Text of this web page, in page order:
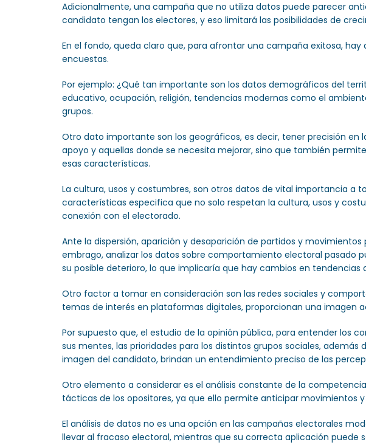
Adicionalmente, una campaña que no utiliza datos puede parecer
candidato tengan los electores, y eso limitará las posibilidades de
En el fondo, queda claro que, para afrontar una campaña exitosa,
encuestas.
Por ejemplo: ¿Qué tan importante son los datos demográficos del
educativo, ocupación, religión, tendencias modernas como el
grupos.
Otro dato importante son los geográficos, es decir, tener precisión en
apoyo y aquellas donde se necesita mejorar, sino que también
esas características.
La cultura, usos y costumbres, son otros datos de vital importancia
características especifica que no solo respetan la cultura, usos y
conexión con el electorado.
Ante la dispersión, aparición y desaparición de partidos y
embrago, analizar los datos sobre comportamiento electoral pasado
su posible deterioro, lo que implicaría que hay cambios en tendencias
Otro factor a tomar en consideración son las redes sociales y
temas de interés en plataformas digitales, proporcionan una imagen
Por supuesto que, el estudio de la opinión pública, para entender los
sus mentes, las prioridades para los distintos grupos sociales,
imagen del candidato, brindan un entendimiento preciso de las
Otro elemento a considerar es el análisis constante de la
tácticas de los opositores, ya que ello permite anticipar movimientos
El análisis de datos no es una opción en las campañas electorales
llevar al fracaso electoral, mientras que su correcta aplicación puede